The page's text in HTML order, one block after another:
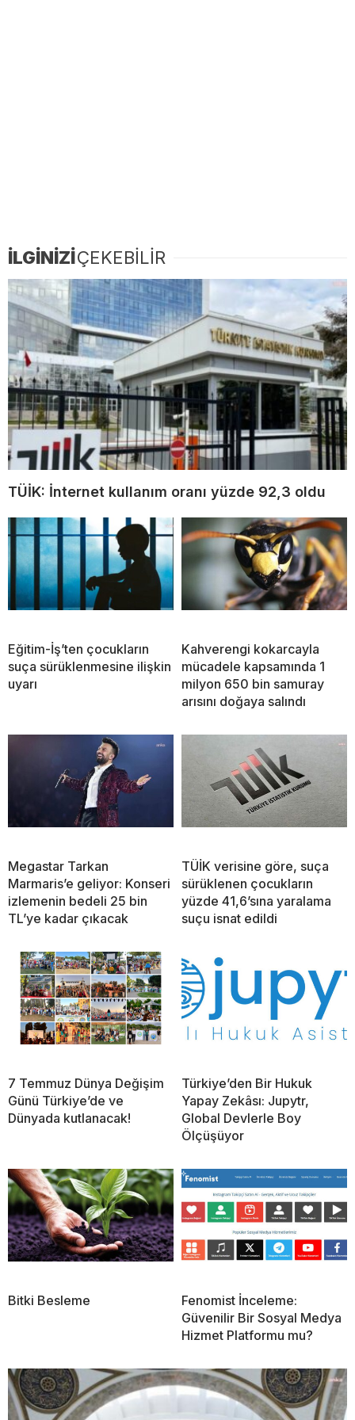
İLGİNİZİÇEKEBİLİR
TÜİK: İnternet kullanım oranı yüzde 92,3 oldu
Eğitim-İş’ten çocukların
suça sürüklenmesine ilişkin
uyarı
Kahverengi kokarcayla
mücadele kapsamında 1
milyon 650 bin samuray
arısını doğaya salındı
Megastar Tarkan
Marmaris’e geliyor: Konseri
izlemenin bedeli 25 bin
TL’ye kadar çıkacak
TÜİK verisine göre, suça
sürüklenen çocukların
yüzde 41,6’sına yaralama
suçu isnat edildi
7 Temmuz Dünya Değişim
Günü Türkiye’de ve
Dünyada kutlanacak!
Türkiye’den Bir Hukuk
Yapay Zekâsı: Jupytr,
Global Devlerle Boy
Ölçüşüyor
Bitki Besleme
Fenomist İnceleme:
Güvenilir Bir Sosyal Medya
Hizmet Platformu mu?